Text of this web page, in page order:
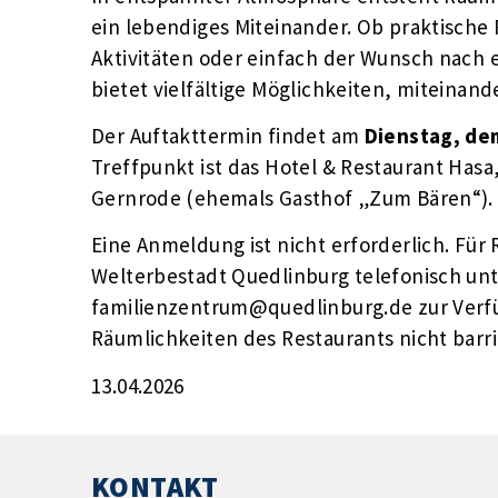
ein lebendiges Miteinander. Ob
Aktivitäten oder einfach der Wunsch nach
bietet vielfältige Möglichkeiten,
Der Auftakttermin findet am Dienstag,
Treffpunkt ist das Hotel & Restaurant
Gernrode (ehemals Gasthof „Zum Bären“).
Eine Anmeldung ist nicht erforderlich.
Welterbestadt Quedlinburg telefonisch
familienzentrum@quedlinburg.de zur
Räumlichkeiten des Restaurants nicht
13.04.2026
KONTAKT